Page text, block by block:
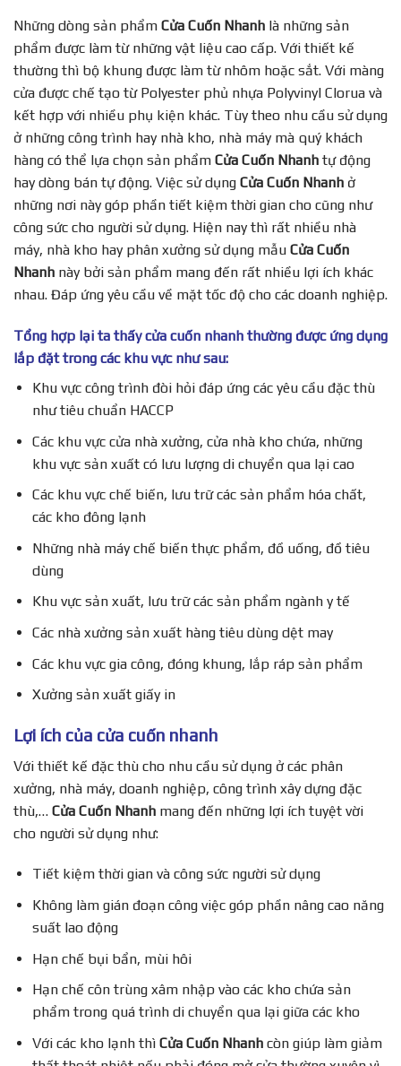
Những dòng sản phẩm Cửa Cuốn Nhanh là những sản
phẩm được làm từ những vật liệu cao cấp. Với thiết kế
thường thì bộ khung được làm từ nhôm hoặc sắt. Với màng
cửa được chế tạo từ Polyester phủ nhựa Polyvinyl Clorua và
kết hợp với nhiều phụ kiện khác. Tùy theo nhu cầu sử dụng
ở những công trình hay nhà kho, nhà máy mà quý khách
hàng có thể lựa chọn sản phẩm Cửa Cuốn Nhanh tự động
hay dòng bán tự động. Việc sử dụng Cửa Cuốn Nhanh ở
những nơi này góp phần tiết kiệm thời gian cho cũng như
công sức cho người sử dụng. Hiện nay thì rất nhiều nhà
máy, nhà kho hay phân xưởng sử dụng mẫu Cửa Cuốn
Nhanh này bởi sản phẩm mang đến rất nhiều lợi ích khác
nhau. Đáp ứng yêu cầu về mặt tốc độ cho các doanh nghiệp.
Tổng hợp lại ta thấy cửa cuốn nhanh thường được ứng dụng
lắp đặt trong các khu vực như sau:
Khu vực công trình đòi hỏi đáp ứng các yêu cầu đặc thù
như tiêu chuẩn HACCP
Các khu vực cửa nhà xưởng, cửa nhà kho chứa, những
khu vực sản xuất có lưu lượng di chuyển qua lại cao
Các khu vực chế biến, lưu trữ các sản phẩm hóa chất,
các kho đông lạnh
Những nhà máy chế biến thực phẩm, đồ uống, đồ tiêu
dùng
Khu vực sản xuất, lưu trữ các sản phẩm ngành y tế
Các nhà xưởng sản xuất hàng tiêu dùng dệt may
Các khu vực gia công, đóng khung, lắp ráp sản phẩm
Xưởng sản xuất giấy in
Lợi ích của cửa cuốn nhanh
Với thiết kế đặc thù cho nhu cầu sử dụng ở các phân
xưởng, nhà máy, doanh nghiệp, công trình xây dựng đặc
thù,… Cửa Cuốn Nhanh mang đến những lợi ích tuyệt vời
cho người sử dụng như:
Tiết kiệm thời gian và công sức người sử dụng
Không làm gián đoạn công việc góp phần nâng cao năng
suất lao động
Hạn chế bụi bẩn, mùi hôi
Hạn chế côn trùng xâm nhập vào các kho chứa sản
phẩm trong quá trình di chuyển qua lại giữa các kho
Với các kho lạnh thì Cửa Cuốn Nhanhcòn giúp làm giảm